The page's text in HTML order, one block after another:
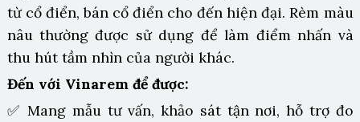
từ cổ điển, bán cổ điển cho đến hiện đại. Rèm màu
nâu thường được sử dụng để làm điểm nhấn và
thu hút tầm nhìn của người khác.
Đến với Vinarem để được:
✅ Mang mẫu tư vấn, khảo sát tận nơi, hỗ trợ đo